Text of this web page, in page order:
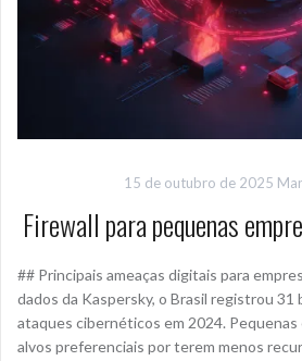
15 de outubro de 2025
Firewall para pequenas
## Principais ameaças digitais para
dados da Kaspersky, o Brasil registrou
ataques cibernéticos em 2024. Pequenas
alvos preferenciais por terem menos